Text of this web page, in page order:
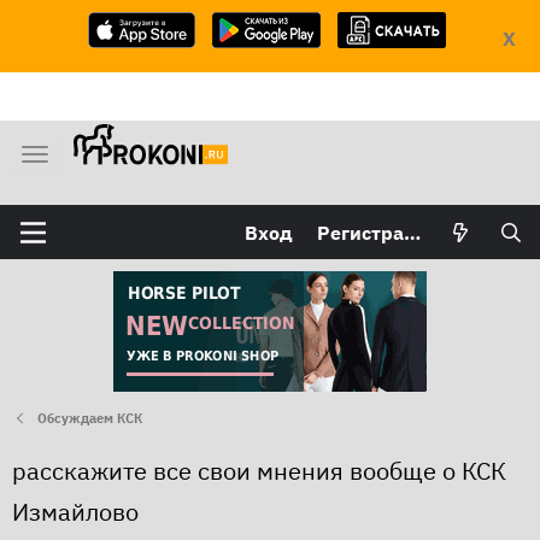
X
М
н
ю
Вход Регистрация
Обсуждаем КСК
расскажите все свои мнения вообще о КСК
Измайлово